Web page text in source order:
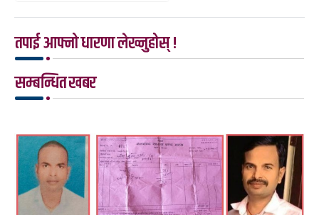
तपाई आफ्नो धारणा लेख्नुहोस् !
सम्बन्धित खबर